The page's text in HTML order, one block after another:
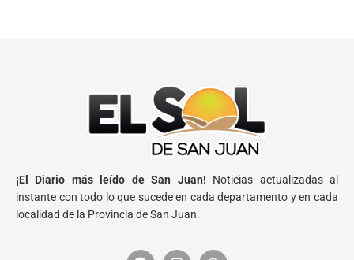
¡El Diario más leído de San Juan! Noticias actualizadas al
instante con todo lo que sucede en cada departamento y en cada
localidad de la Provincia de San Juan.